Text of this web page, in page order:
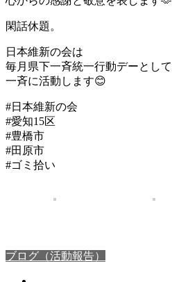
閑話休題。
日本維新の会は
毎月県下一斉統一行動デーとして
一斉に活動します😊
#日本維新の会
#愛知15区
#豊橋市
#田原市
#ゴミ拾い
ブログ（活動報告）